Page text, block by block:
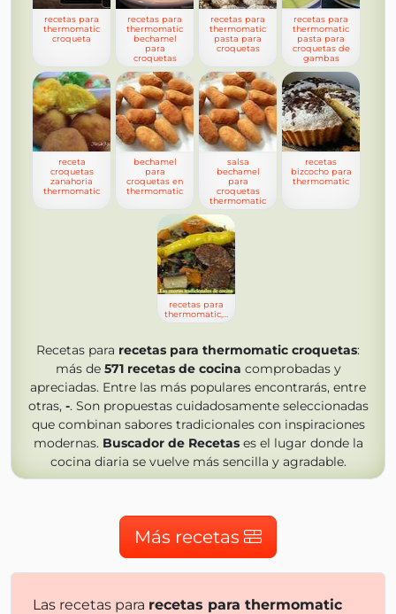
recetas para
thermomatic
croqueta
recetas para
thermomatic
bechamel
para
croquetas
recetas para
thermomatic
pasta para
croquetas
recetas para
thermomatic
pasta para
croquetas de
gambas
receta
croquetas
zanahoria
thermomatic
bechamel
para
croquetas en
thermomatic
salsa
bechamel
para
croquetas
thermomatic
recetas
bizcocho para
thermomatic
recetas para
Recetas para recetas para thermomatic croquetas:
más de 571 recetas de cocina comprobadas y
apreciadas. Entre las más populares encontrarás, entre
otras, -. Son propuestas cuidadosamente seleccionadas
que combinan sabores tradicionales con inspiraciones
modernas. Buscador de Recetases el lugar donde la
cocina diaria se vuelve más sencilla y agradable.
Más recetas
Las recetas para recetas para thermomatic